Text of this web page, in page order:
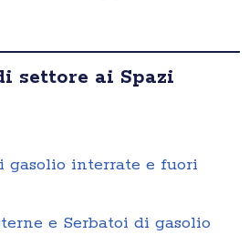
settore ai Spazi
gasolio interrate e fuori
e Serbatoi di gasolio